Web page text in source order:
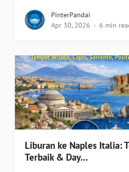
PinterPandai
Apr 30, 2026
6 min
Liburan ke Naples Italia:
Terbaik & Day…